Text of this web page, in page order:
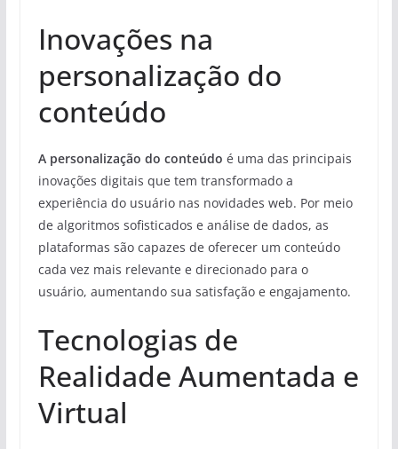
Inovações na
personalização do
conteúdo
A personalização do conteúdo é uma das principais
inovações digitais que tem transformado a
experiência do usuário nas novidades web. Por meio
de algoritmos sofisticados e análise de dados, as
plataformas são capazes de oferecer um conteúdo
cada vez mais relevante e direcionado para o
usuário, aumentando sua satisfação e engajamento.
Tecnologias de
Realidade Aumentada e
Virtual